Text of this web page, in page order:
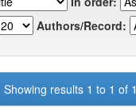
Authors/Record:
Showing results 1 to 1 of 1